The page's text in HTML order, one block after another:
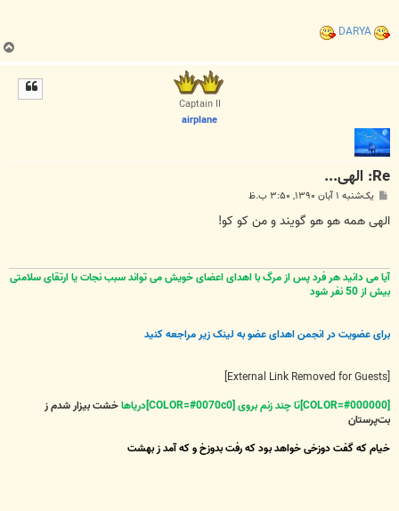
DARYA
ب
ا
Captain II
airplane
Re: الهی...
پ
ت
یک‌شنبه ۱ آبان ۱۳۹۰, ۳:۵۰ ب.ظ
الهی همه هو هو گویند و من کو کو!
آیا می دانید هر فرد پس از مرگ با اهدای اعضای خویش می تواند سبب نجات یا ارتقای سلامتی
بیش از 50 نفر شود
برای عضویت در انجمن اهدای عضو به لینک زیر مراجعه کنید
خشت بیزار شدم ز
بت‌پرستان
خیام که گفت دوزخی خواهد بود که رفت بدوزخ و که آمد ز بهشت